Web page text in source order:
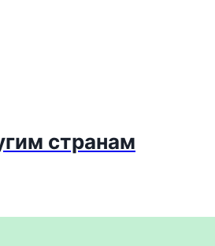
странам